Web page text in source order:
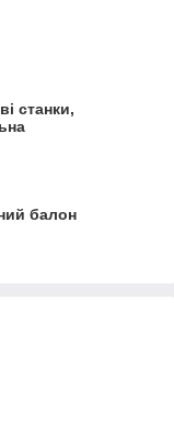
станки,
балон